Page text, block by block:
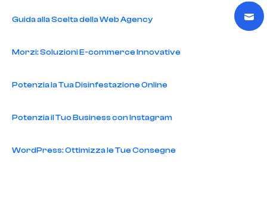
Guida alla Scelta della Web Agency
Morzi: Soluzioni E-commerce Innovative
Potenzia la Tua Disinfestazione Online
Potenzia il Tuo Business con Instagram
WordPress: Ottimizza le Tue Consegne